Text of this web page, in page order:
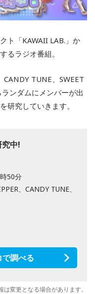
ト「KAWAII LAB.」か
るラジオ番組。
CANDY TUNE、SWEET
ンダムにメンバーが出
研究していきます。
中!
50分
、CANDY TUNE、
調べる
変更となる場合があります。